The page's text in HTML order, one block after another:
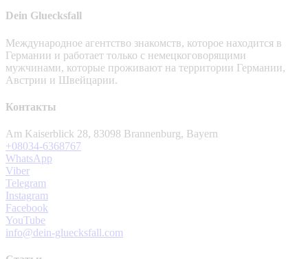
Dein Gluecksfall
Международное агентство знакомств, которое находится в
Германии и работает только с немецкоговорящими
мужчинами, которые проживают на территории Германии,
Австрии и Швейцарии.
Контакты
Am Kaiserblick 28, 83098 Brannenburg, Bayern
+08034-6368767
WhatsApp
Viber
Telegram
Instagram
Facebook
YouTube
info@dein-gluecksfall.com